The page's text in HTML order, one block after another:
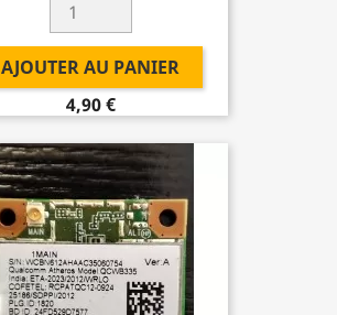
AJOUTER AU PANIER
4,90 €